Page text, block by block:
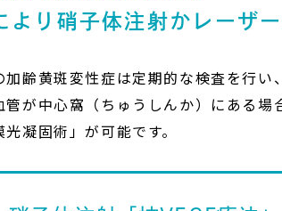
より硝子体注射かレーザー
加齢黄斑変性症は定期的な検査を行
管が中心窩（ちゅうしんか）にある
凝固術」が可能です。